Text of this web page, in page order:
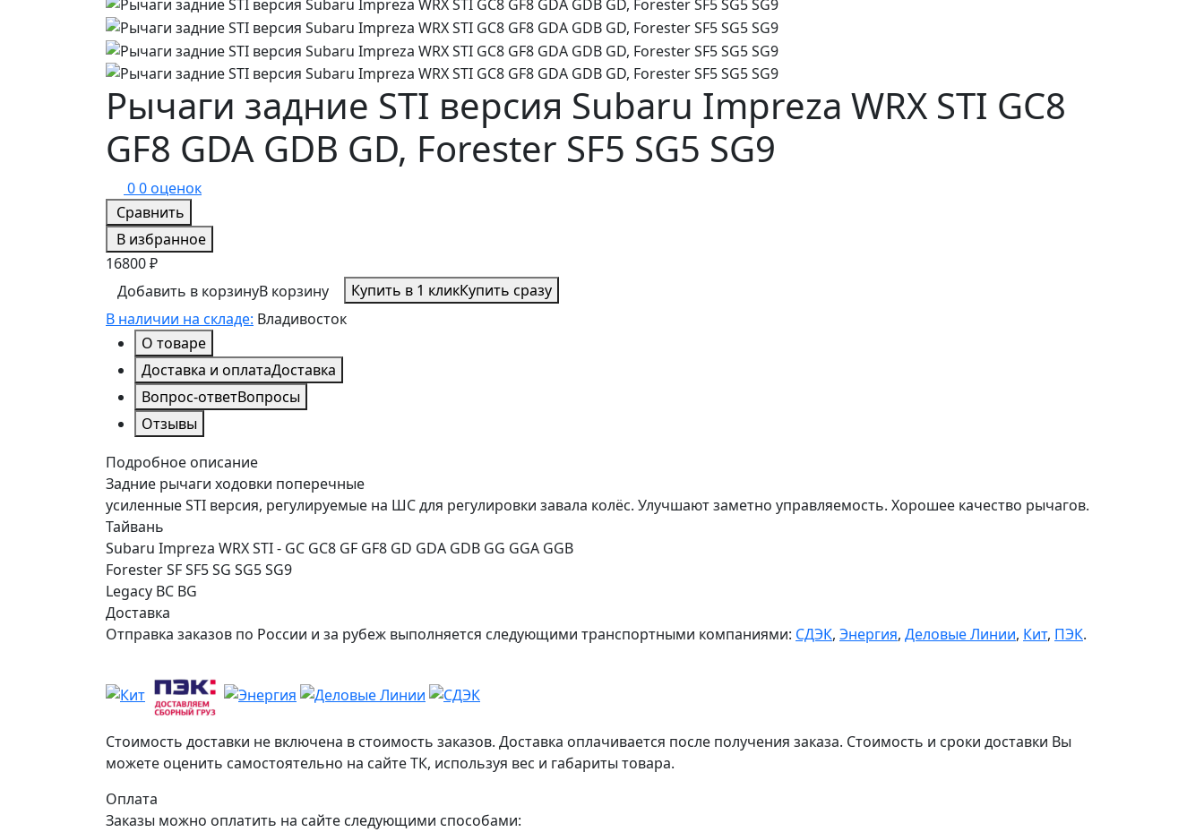
Рычаги задние STI версия Subaru Impreza WRX STI GC8
GF8 GDA GDB GD, Forester SF5 SG5 SG9
00 оценок
Сравнить
В избранное
16800 ₽
Добавить в корзинуВ корзину Купить в 1 кликКупить сразу
В наличии на складе: Владивосток
О товаре
Доставка и оплатаДоставка
Вопрос-ответВопросы
Отзывы
Подробное описание
Задние рычаги ходовки поперечные
усиленные STI версия, регулируемые на ШС для регулировки завала колёс. Улучшают заметно управляемость. Хорошее качество рычагов.
Тайвань
Subaru Impreza WRX STI - GC GC8 GF GF8 GD GDA GDB GG GGA GGB
Forester SF SF5 SG SG5 SG9
Legacy BC BG
Доставка
Отправка заказов по России и за рубеж выполняется следующими транспортными компаниями: СДЭК, Энергия, Деловые Линии, Кит, ПЭК.
Стоимость доставки не включена в стоимость заказов. Доставка оплачивается после получения заказа. Стоимость и сроки доставки Вы
можете оценить самостоятельно на сайте ТК, используя вес и габариты товара.
Оплата
Заказы можно оплатить на сайте следующими способами: